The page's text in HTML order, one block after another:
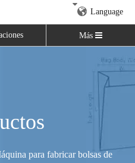
Language
Más
para fabricar bolsas de